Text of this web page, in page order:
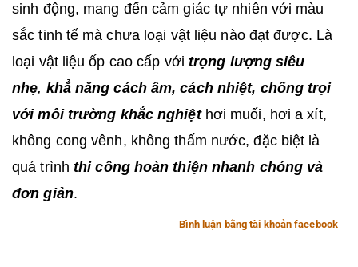
sinh động, mang đến cảm giác tự nhiên với màu
sắc tinh tế mà chưa loại vật liệu nào đạt được. Là
loại vật liệu ốp cao cấp với trọng lượng siêu
nhẹ, khẳ năng cách âm, cách nhiệt, chống trọi
với môi trường khắc nghiệthơi muối, hơi a xít,
không cong vênh, không thấm nước, đặc biệt là
quá trình thi công hoàn thiện nhanh chóng và
đơn giản.
Bình luận bằng tài khoản facebook